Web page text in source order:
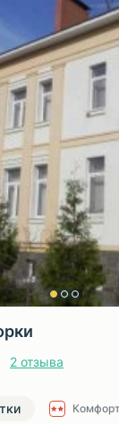
2 отзыва
Комфорт